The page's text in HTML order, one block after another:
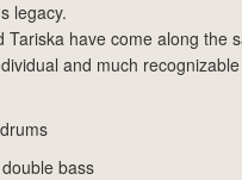
legacy.
Tariska have come along
and much
bass